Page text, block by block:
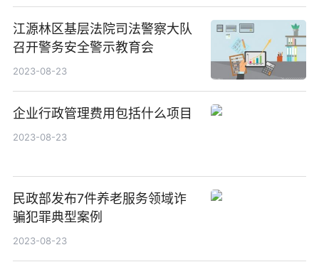
江源林区基层法院司法警察大队
召开警务安全警示教育会
2023-08-23
企业行政管理费用包括什么项目
2023-08-23
民政部发布7件养老服务领域诈
骗犯罪典型案例
2023-08-23